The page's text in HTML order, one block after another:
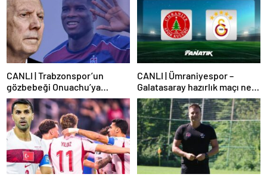
CANLI | Trabzonspor’un
gözbebeği Onuachu’ya
Fenerbahçe’den teklif!
Transfer piyasasını
darmaduman eden iddia
CANLI | Ümraniyespor –
Galatasaray hazırlık maçı ne
zaman, saat kaçta hangi
kanalda? Galatasaray maçı
şifresiz mi?